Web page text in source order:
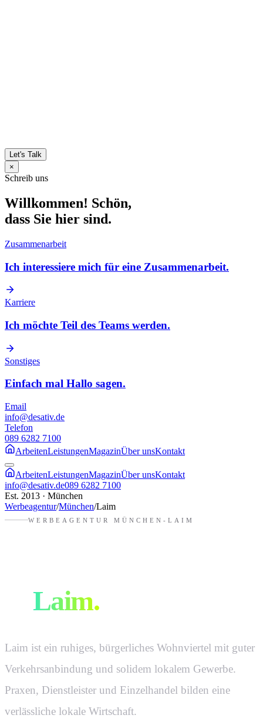
Let's Talk
×
Schreib uns
Willkommen! Schön,
dass Sie hier sind.
Zusammenarbeit
Ich interessiere mich für eine Zusammenarbeit.
Karriere
Ich möchte Teil des Teams werden.
Sonstiges
Einfach mal Hallo sagen.
Email
info@desativ.de
Telefon
089 6282 7100
ArbeitenLeistungenMagazinÜber unsKontakt
ArbeitenLeistungenMagazinÜber unsKontakt
info@desativ.de089 6282 7100
Est. 2013 · München
Werbeagentur/München/Laim
WERBEAGENTUR MÜNCHEN-LAIM
Laim.
Laim ist ein ruhiges, bürgerliches Wohnviertel mit guter
Verkehrsanbindung und solidem lokalem Gewerbe.
Praxen, Dienstleister und Einzelhandel bilden eine
verlässliche lokale Wirtschaft.